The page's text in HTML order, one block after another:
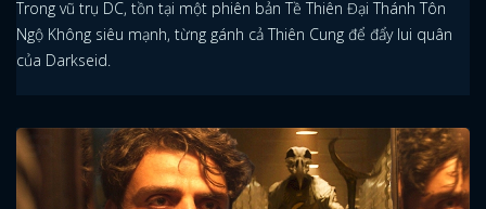
Trong vũ trụ DC, tồn tại một phiên bản Tề Thiên Đại Thánh Tôn
Ngộ Không siêu mạnh, từng gánh cả Thiên Cung để đẩy lui quân
của Darkseid.